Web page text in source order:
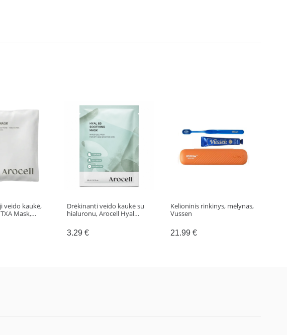
veido kaukė,
Mask,…
Drėkinanti veido kaukė su
hialuronu, Arocell Hyal…
3.29 €
Kelioninis rinkinys, mėlynas,
Vussen
21.99€